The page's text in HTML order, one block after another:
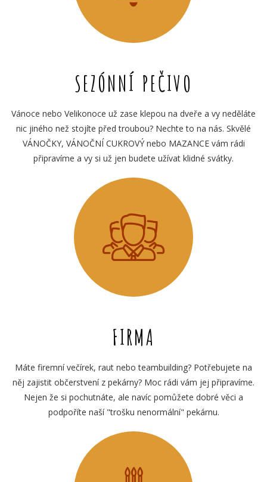
SEZÓNNÍ PEČIVO
Vánoce nebo Velikonoce už zase klepou na dveře a vy neděláte
nic jiného než stojíte před troubou? Nechte to na nás. Skvělé
VÁNOČKY, VÁNOČNÍ CUKROVÝ nebo MAZANCE vám rádi
připravíme a vy si už jen budete užívat klidné svátky.
FIRMA
Máte firemní večírek, raut nebo teambuilding? Potřebujete na
něj zajistit občerstvení z pekárny? Moc rádi vám jej připravíme.
Nejen že si pochutnáte, ale navíc pomůžete dobré věci a
podpoříte naší "trošku nenormální" pekárnu.